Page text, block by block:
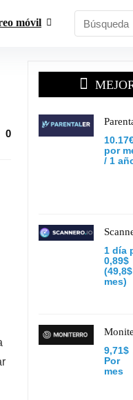
móvil
0
por
/ 1
1 día
0,89$
(49,8$
mes)
9,71$
Por
mes